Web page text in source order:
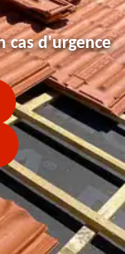
cas d'urgence